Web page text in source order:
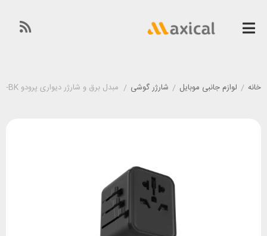
خانه / لوازم جانبی موبایل / شارژر گوشی / مبدل برق و شارژر دیواری پرودو Porodo PD-12WUTA-BK توان 12 وات